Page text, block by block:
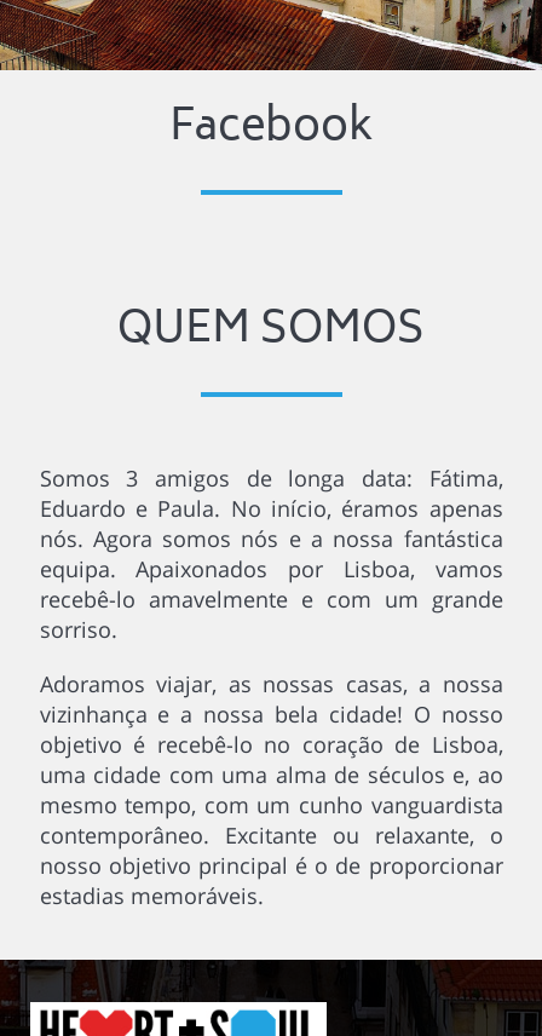
Facebook
QUEM SOMOS
Somos 3 amigos de longa data: Fátima,
Eduardo e Paula. No início, éramos apenas
nós. Agora somos nós e a nossa fantástica
equipa. Apaixonados por Lisboa, vamos
recebê-lo amavelmente e com um grande
sorriso.
Adoramos viajar, as nossas casas, a nossa
vizinhança e a nossa bela cidade! O nosso
objetivo é recebê-lo no coração de Lisboa,
uma cidade com uma alma de séculos e, ao
mesmo tempo, com um cunho vanguardista
contemporâneo. Excitante ou relaxante, o
nosso objetivo principal é o de proporcionar
estadias memoráveis.